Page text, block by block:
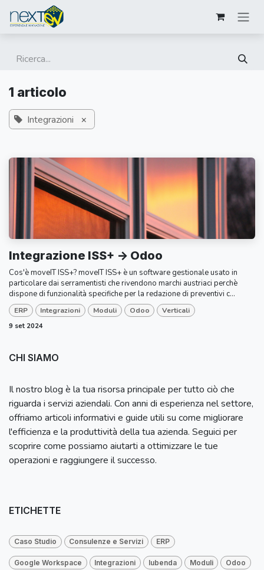
Passa al contenuto
1 articolo
Integrazioni ×
Integrazione ISS+ -> Odoo
Cos'è moveIT ISS+? moveIT ISS+ è un software gestionale usato in
particolare dai serramentisti che rivendono marchi austriaci perchè
dispone di funzionalità specifiche per la redazione di preventivi c...
ERP Integrazioni Moduli Odoo Verticali
9 set 2024
CHI SIAMO
Il nostro blog è la tua risorsa principale per tutto ciò che
riguarda i servizi aziendali. Con anni di esperienza nel settore,
offriamo articoli informativi e guide utili su come migliorare
l'efficienza e la produttività della tua azienda. Seguici per
scoprire come possiamo aiutarti a ottimizzare le tue
operazioni e raggiungere il successo.
ETICHETTE
Caso Studio Consulenze e Servizi ERP
Google Workspace Integrazioni Iubenda Moduli Odoo